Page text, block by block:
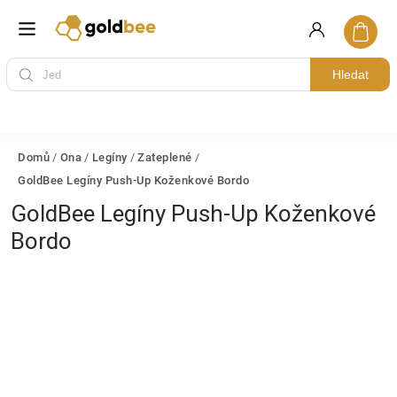
Hledat
Domů / Ona / Legíny / Zateplené /
GoldBee Legíny Push-Up Koženkové Bordo
GoldBee Legíny Push-Up Koženkové
Bordo